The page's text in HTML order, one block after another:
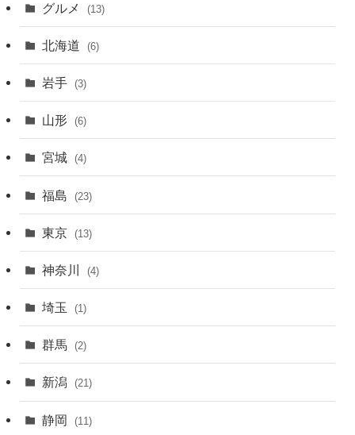
グルメ (13)
北海道 (6)
岩手 (3)
山形 (6)
宮城 (4)
福島 (23)
東京 (13)
神奈川 (4)
埼玉 (1)
群馬 (2)
新潟 (21)
静岡 (11)